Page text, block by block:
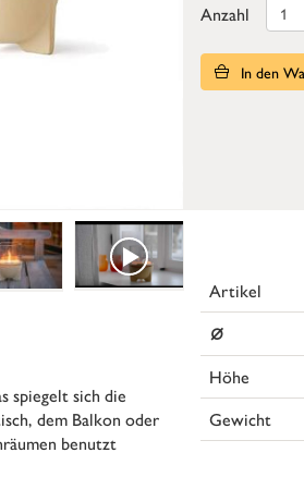
Anzahl
In den
spiegelt sich die
dem Balkon oder
benutzt
Artikel
⌀
Höhe
Gewicht